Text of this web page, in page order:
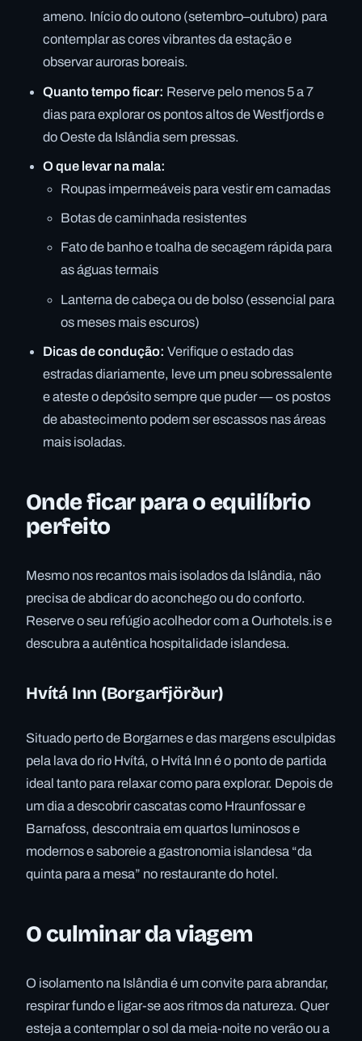
ameno. Início do outono (setembro–outubro) para
contemplar as cores vibrantes da estação e
observar auroras boreais.
Quanto tempo ficar: Reserve pelo menos 5 a 7
dias para explorar os pontos altos de Westfjords e
do Oeste da Islândia sem pressas.
O que levar na mala:
Roupas impermeáveis para vestir em camadas
Botas de caminhada resistentes
Fato de banho e toalha de secagem rápida para
as águas termais
Lanterna de cabeça ou de bolso (essencial para
os meses mais escuros)
Dicas de condução: Verifique o estado das
estradas diariamente, leve um pneu sobressalente
e ateste o depósito sempre que puder — os postos
de abastecimento podem ser escassos nas áreas
mais isoladas.
Onde ficar para o equilíbrio
perfeito
Mesmo nos recantos mais isolados da Islândia, não
precisa de abdicar do aconchego ou do conforto.
Reserve o seu refúgio acolhedor com a Ourhotels.is e
descubra a autêntica hospitalidade islandesa.
Hvítá Inn (Borgarfjörður)
Situado perto de Borgarnes e das margens esculpidas
pela lava do rio Hvítá, o Hvítá Inn é o ponto de partida
ideal tanto para relaxar como para explorar. Depois de
um dia a descobrir cascatas como Hraunfossar e
Barnafoss, descontraia em quartos luminosos e
modernos e saboreie a gastronomia islandesa “da
quinta para a mesa” no restaurante do hotel.
O culminar da viagem
O isolamento na Islândia é um convite para abrandar,
respirar fundo e ligar-se aos ritmos da natureza. Quer
esteja a contemplar o sol da meia-noite no verão ou a